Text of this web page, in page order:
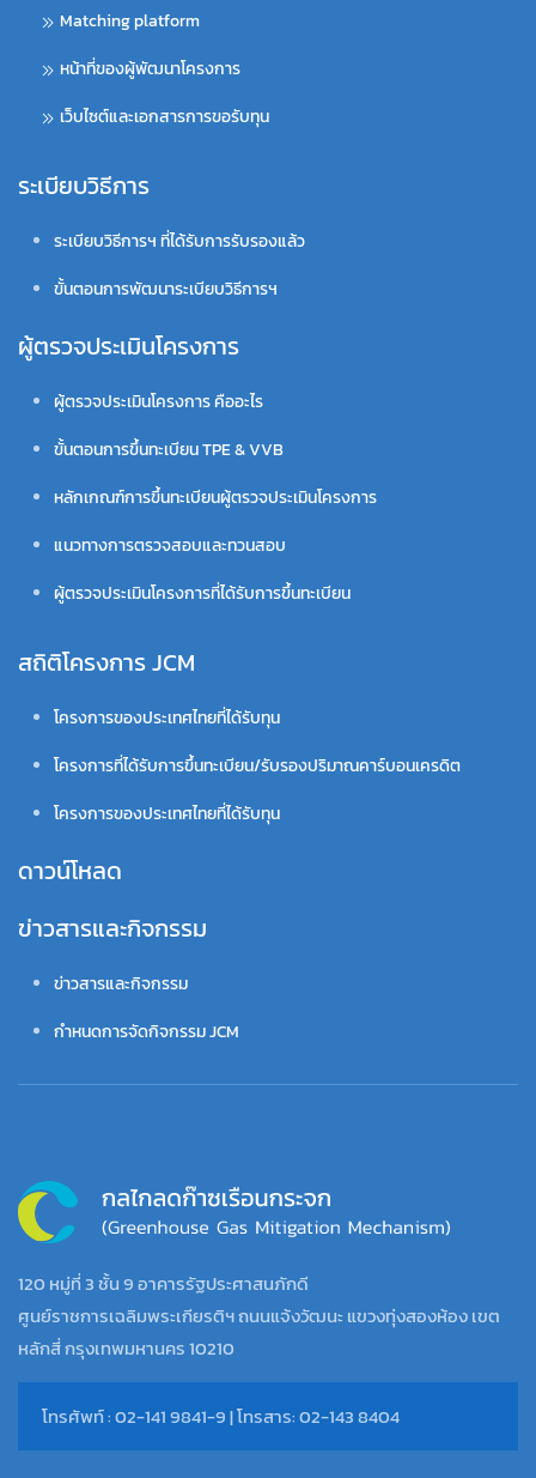
Matching platform
หน้าที่ของผู้พัฒนาโครงการ
เว็บไซต์และเอกสารการขอรับทุน
ระเบียบวิธีการ
ระเบียบวิธีการฯ ที่ได้รับการรับรองแล้ว
ขั้นตอนการพัฒนาระเบียบวิธีการฯ
ผู้ตรวจประเมินโครงการ
ผู้ตรวจประเมินโครงการ คืออะไร
ขั้นตอนการขึ้นทะเบียน TPE & VVB
หลักเกณฑ์การขึ้นทะเบียนผู้ตรวจประเมินโครงการ
แนวทางการตรวจสอบและทวนสอบ
ผู้ตรวจประเมินโครงการที่ได้รับการขึ้นทะเบียน
สถิติโครงการ JCM
โครงการของประเทศไทยที่ได้รับทุน
โครงการที่ได้รับการขึ้นทะเบียน/รับรองปริมาณคาร์บอนเครดิต
โครงการของประเทศไทยที่ได้รับทุน
ดาวน์โหลด
ข่าวสารและกิจกรรม
ข่าวสารและกิจกรรม
กำหนดการจัดกิจกรรม JCM
120 หมู่ที่ 3 ชั้น 9 อาคารรัฐประศาสนภักดี
ศูนย์ราชการเฉลิมพระเกียรติฯ ถนนแจ้งวัฒนะ แขวงทุ่งสองห้อง เขต
หลักสี่ กรุงเทพมหานคร 10210
โทรศัพท์ : 02-141 9841-9 | โทรสาร: 02-143 8404